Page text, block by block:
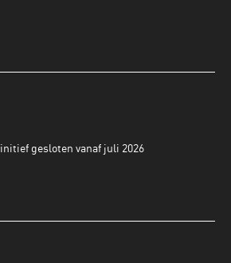
gesloten vanaf juli 2026